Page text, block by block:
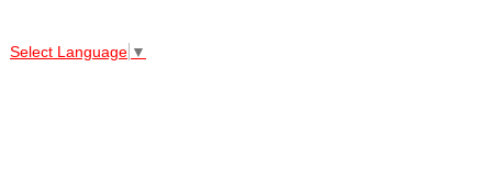
Select Language ▼